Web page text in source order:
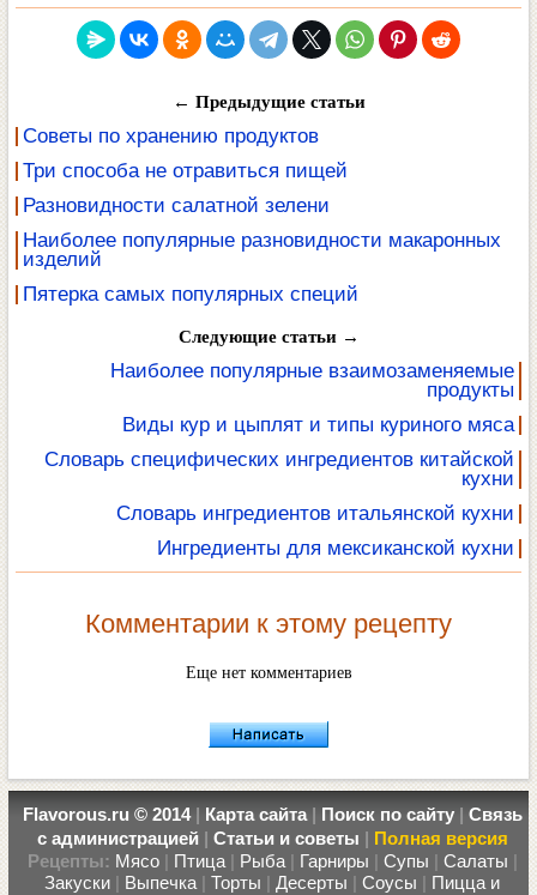
← Предыдущие статьи
Советы по хранению продуктов
Три способа не отравиться пищей
Разновидности салатной зелени
Наиболее популярные разновидности макаронных
изделий
Пятерка самых популярных специй
Следующие статьи →
Наиболее популярные взаимозаменяемые
продукты
Виды кур и цыплят и типы куриного мяса
Словарь специфических ингредиентов китайской
кухни
Словарь ингредиентов итальянской кухни
Ингредиенты для мексиканской кухни
Комментарии к этому рецепту
Еще нет комментариев
Flavorous.ru © 2014| Карта сайта| Поиск по сайту| Связь
с администрацией| Статьи и советы | Полная версия
Рецепты: Мясо| Птица| Рыба| Гарниры | Супы | Салаты |
Закуски | Выпечка | Торты | Десерты | Соусы | Пицца и